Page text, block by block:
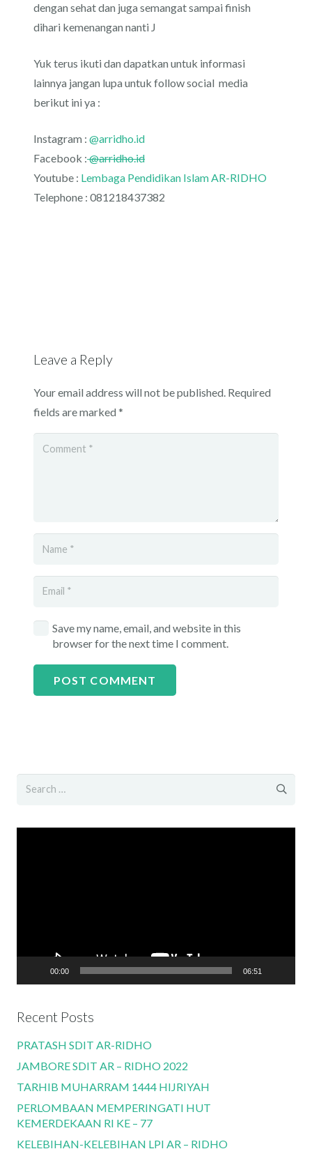
dengan sehat dan juga semangat sampai finish
dihari kemenangan nanti J
Yuk terus ikuti dan dapatkan untuk informasi
lainnya jangan lupa untuk follow social media
berikut ini ya :
Instagram : @arridho.id
Facebook :@arridho.id
Youtube : Lembaga Pendidikan Islam AR-RIDHO
Telephone : 081218437382
Leave a Reply
Your email address will not be published. Required
fields are marked *
Save my name, email, and website in this
browser for the next time I comment.
POST COMMENT
Search
00:00 06:51
Recent Posts
PRATASH SDIT AR-RIDHO
JAMBORE SDIT AR – RIDHO 2022
TARHIB MUHARRAM 1444 HIJRIYAH
PERLOMBAAN MEMPERINGATI HUT
KEMERDEKAAN RI KE – 77
KELEBIHAN-KELEBIHAN LPI AR – RIDHO